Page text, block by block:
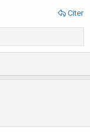
Citer